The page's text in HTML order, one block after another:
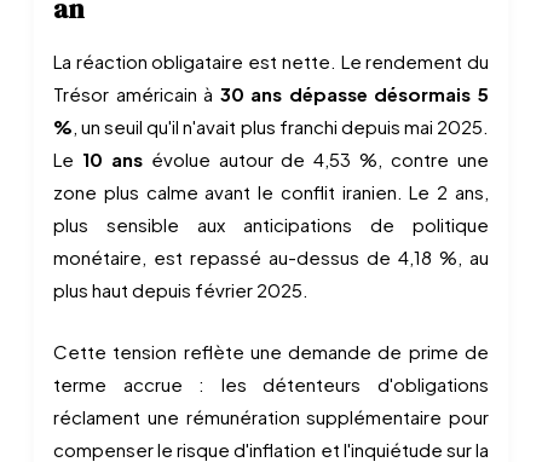
an
La réaction obligataire est nette. Le rendement du
Trésor américain à 30 ans dépasse désormais 5
%, un seuil qu'il n'avait plus franchi depuis mai 2025.
Le 10 ansévolue autour de 4,53 %, contre une
zone plus calme avant le conflit iranien. Le 2 ans,
plus sensible aux anticipations de politique
monétaire, est repassé au-dessus de 4,18 %, au
plus haut depuis février 2025.
Cette tension reflète une demande de prime de
terme accrue : les détenteurs d'obligations
réclament une rémunération supplémentaire pour
compenser le risque d'inflation et l'inquiétude sur la